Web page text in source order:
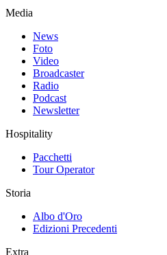
Media
News
Foto
Video
Broadcaster
Radio
Podcast
Newsletter
Hospitality
Pacchetti
Tour Operator
Storia
Albo d'Oro
Edizioni Precedenti
Extra